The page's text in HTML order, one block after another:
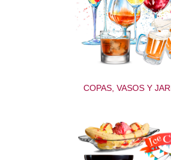
COPAS, VASOS Y